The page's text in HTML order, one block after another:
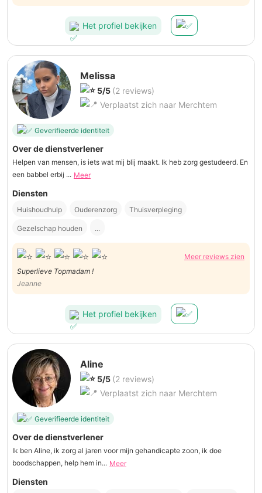
Het profiel bekijken
Melissa
5/5 (2 reviews)
Verplaatst zich naar Merchtem
Geverifieerde identiteit
Over de dienstverlener
Helpen van mensen, is iets wat mij blij maakt. Ik heb zorg gestudeerd. En
een babbel erbij ... Meer
Diensten
Huishoudhulp Ouderenzorg Thuisverpleging
Gezelschap houden ...
Meer reviews zien
Superlieve Topmadam !
Jeanne
Het profiel bekijken
Aline
5/5 (2 reviews)
Verplaatst zich naar Merchtem
Geverifieerde identiteit
Over de dienstverlener
Ik ben Aline, ik zorg al jaren voor mijn gehandicapte zoon, ik doe
boodschappen, help hem in... Meer
Diensten